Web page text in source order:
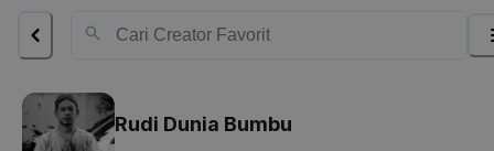
Rudi Dunia Bumbu